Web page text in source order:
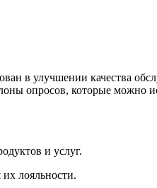
в улучшении качества
опросов, которые можно
и услуг.
лояльности.